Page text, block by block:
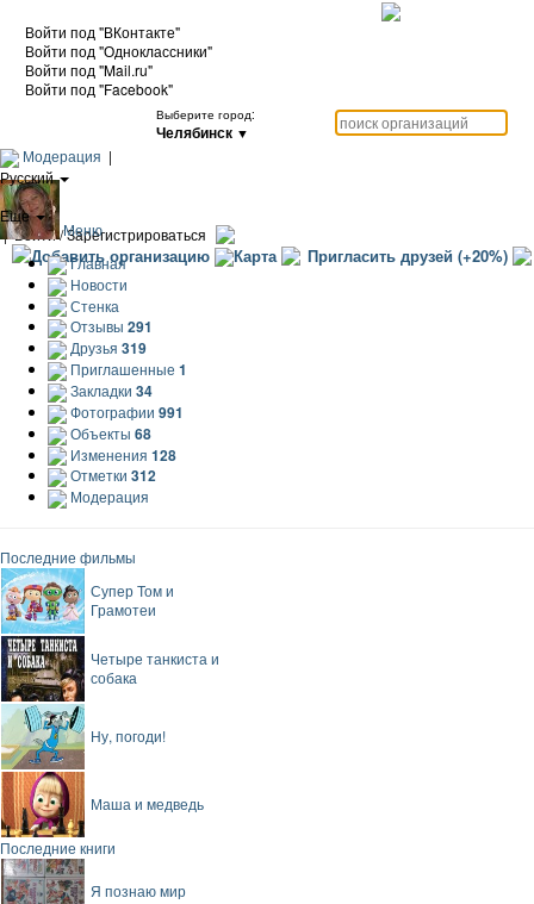
Войти под "ВКонтакте"
Войти под "Одноклассники"
Войти под "Mail.ru"
Войти под "Facebook"
Выберите город:
Челябинск ▼
Модерация |
Русский
|
Еще
|Войти / Зарегистрироваться
Добавить организацию Карта Пригласить друзей (+20%)
Меню
Главная
Новости
Стенка
Отзывы 291
Друзья 319
Приглашенные 1
Закладки 34
Фотографии 991
Объекты 68
Изменения 128
Отметки 312
Модерация
Последние фильмы
Супер Том и
Грамотеи
Четыре танкиста и
собака
Ну, погоди!
Маша и медведь
Последние книги
Я познаю мир